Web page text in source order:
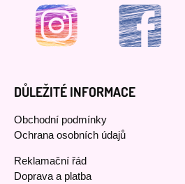
DŮLEŽITÉ INFORMACE
Obchodní podmínky
Ochrana osobních údajů
Reklamační řád
Doprava a platba